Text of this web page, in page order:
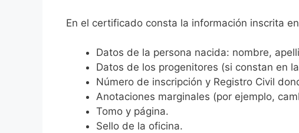
En el certificado consta la información inscrita
Datos de la persona nacida: nombre,
Datos de los progenitores (si constan en
Número de inscripción y Registro Civil
Anotaciones marginales (por ejemplo,
Tomo y página.
Sello de la oficina.